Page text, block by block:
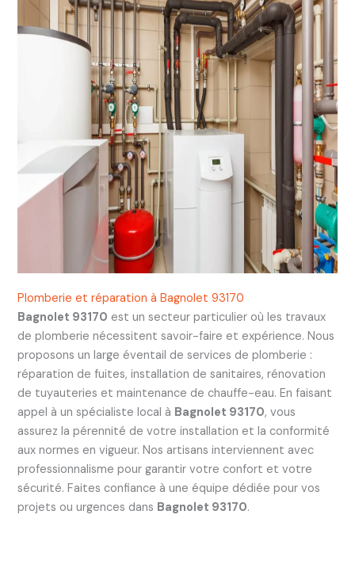
Plomberie et réparation à Bagnolet 93170
Bagnolet 93170 est un secteur particulier où les travaux
de plomberie nécessitent savoir-faire et expérience. Nous
proposons un large éventail de services de plomberie :
réparation de fuites, installation de sanitaires, rénovation
de tuyauteries et maintenance de chauffe-eau. En faisant
appel à un spécialiste local à Bagnolet 93170, vous
assurez la pérennité de votre installation et la conformité
aux normes en vigueur. Nos artisans interviennent avec
professionnalisme pour garantir votre confort et votre
sécurité. Faites confiance à une équipe dédiée pour vos
projets ou urgences dans Bagnolet 93170.